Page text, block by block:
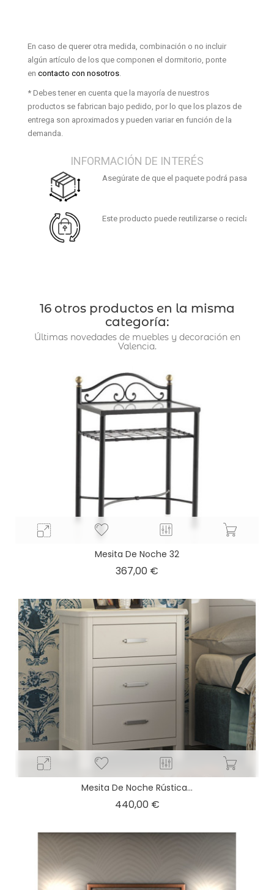
En caso de querer otra medida, combinación o no incluir
algún artículo de los que componen el dormitorio, ponte
en contacto con nosotros
* Debes tener en cuenta que la mayoría de nuestros
productos se fabrican bajo pedido, por lo que los plazos de
entrega son aproximados y pueden variar en función de la
demanda.
INFORMACIÓN DE INTERÉS
Asegúrate de que el paquete podrá pasar por
Este producto puede reutilizarse o reciclarse.
16 otros productos en la misma
categoría:
Últimas novedades de muebles y decoración en
Valencia.
Mesita De Noche 32
367,00 €
Mesita De Noche Rústica...
440,00 €Precio